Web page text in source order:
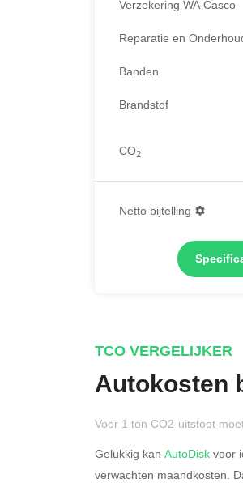
Verzekering WA Casco
Reparatie en
Banden
Brandstof
CO2
Netto bijtelling
TCO VERGELIJKER
Autokosten
Voor 1 ton CO2-uitstoot
Gelukkig kan AutoDisk voor
verwachten maandkosten.